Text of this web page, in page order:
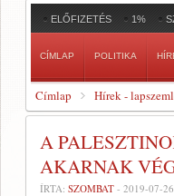
ELŐFIZETÉS 1%
CÍMLAP POLITIKA
Címlap Hírek -
A
AKARNAK
ÍRTA: SZOMBAT - 2019-07-26